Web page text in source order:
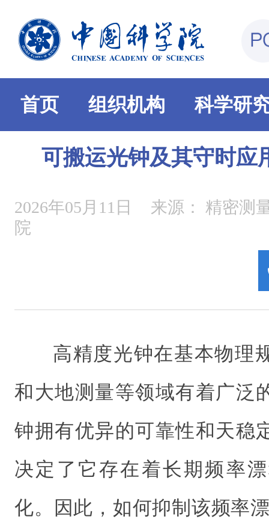
首页 组织机构 科学研
可搬运光钟及其守时应
2026年05月11日 来源： 精密测
院
高精度光钟在基本物理
和大地测量等领域有着广泛
钟拥有优异的可靠性和天稳
决定了它存在着长期频率
化。因此，如何抑制该频率